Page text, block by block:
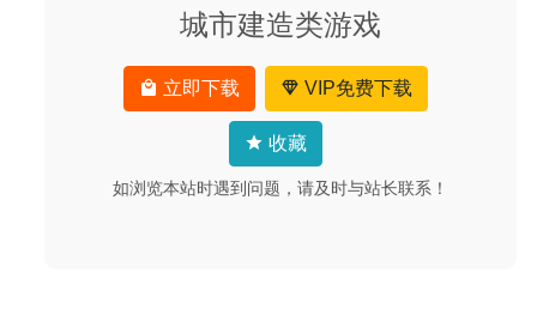
城市建造类游戏
立即下载 VIP免费下载
收藏
如浏览本站时遇到问题，请及时与站长联系！
Screencast 1.6 – 优秀的屏幕录制软件 2020-04-25
Copy’em Paste 2.8.3 – 实用的剪贴板管理工具